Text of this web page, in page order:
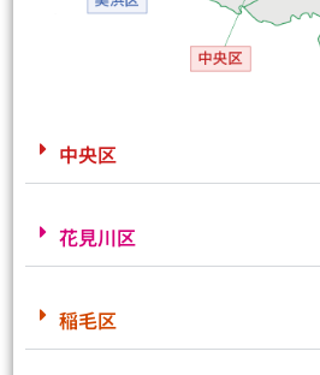
中央区
花見川区
稲毛区